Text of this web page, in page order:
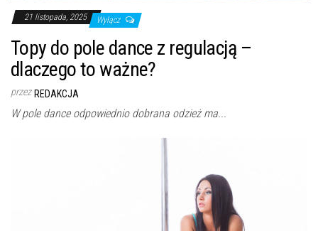
21 listopada, 2025 Wyłącz
Topy do pole dance z regulacją –
dlaczego to ważne?
przez REDAKCJA
W pole dance odpowiednio dobrana odzież ma...